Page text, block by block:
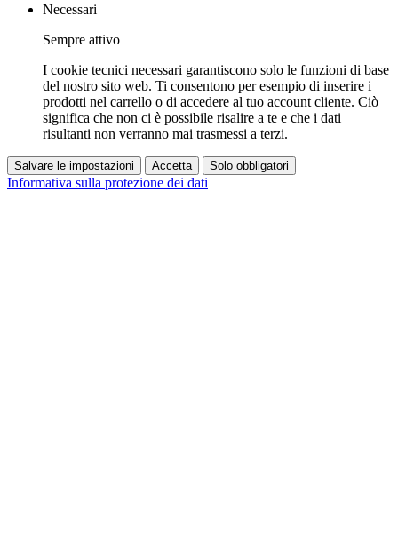
Necessari
Sempre attivo
I cookie tecnici necessari garantiscono solo le funzioni di base
del nostro sito web. Ti consentono per esempio di inserire i
prodotti nel carrello o di accedere al tuo account cliente. Ciò
significa che non ci è possibile risalire a te e che i dati
risultanti non verranno mai trasmessi a terzi.
Salvare le impostazioni Accetta Solo obbligatori
Informativa sulla protezione dei dati